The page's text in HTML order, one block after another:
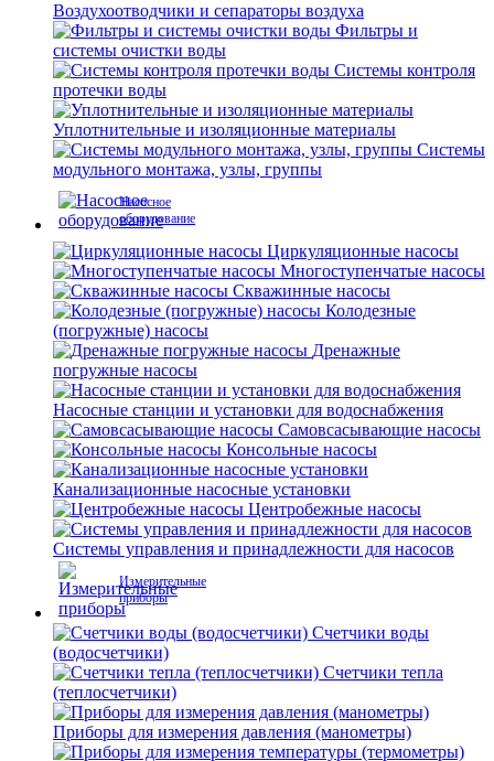
Воздухоотводчики и сепараторы воздуха
Фильтры и
системы очистки воды
Системы контроля
протечки воды
Уплотнительные и изоляционные материалы
Системы
модульного монтажа, узлы, группы
Насосное
оборудование
Циркуляционные насосы
Многоступенчатые насосы
Скважинные насосы
Колодезные
(погружные) насосы
Дренажные
погружные насосы
Насосные станции и установки для водоснабжения
Самовсасывающие насосы
Консольные насосы
Канализационные насосные установки
Центробежные насосы
Системы управления и принадлежности для насосов
Измерительные
приборы
Счетчики воды
(водосчетчики)
Счетчики тепла
(теплосчетчики)
Приборы для измерения давления (манометры)